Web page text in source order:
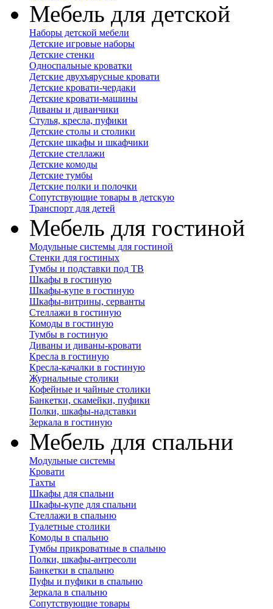
Мебель для детской
Наборы детской мебели
Детские игровые наборы
Детские стенки
Односпальные кроватки
Детские двухъярусные кровати
Детские кровати-чердаки
Детские кровати-машины
Диваны и диванчики
Стулья, кресла, пуфики
Детские столы и столики
Детские шкафы и шкафчики
Детские стеллажи
Детские комоды
Детские тумбы
Детские полки и полочки
Сопутствующие товары в детскую
Транспорт для детей
Мебель для гостиной
Модульные системы для гостиной
Стенки для гостиных
Тумбы и подставки под ТВ
Шкафы в гостиную
Шкафы-купе в гостиную
Шкафы-витрины, серванты
Стеллажи в гостиную
Комоды в гостиную
Тумбы в гостиную
Диваны и диваны-кровати
Кресла в гостиную
Кресла-качалки в гостиную
Журнальные столики
Кофейные и чайные столики
Банкетки, скамейки, пуфики
Полки, шкафы-надставки
Зеркала в гостиную
Мебель для спальни
Модульные системы
Кровати
Тахты
Шкафы для спальни
Шкафы-купе для спальни
Стеллажи в спальню
Туалетные столики
Комоды в спальню
Тумбы прикроватные в спальню
Полки, шкафы-антресоли
Банкетки в спальню
Пуфы и пуфики в спальню
Зеркала в спальню
Сопутствующие товары